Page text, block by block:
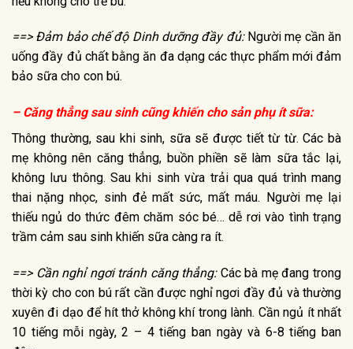
==> Đảm bảo chế độ Dinh dưỡng đầy đủ: Người mẹ cần ăn
uống đầy đủ chất bằng ăn đa dạng các thực phẩm mới đảm
bảo sữa cho con bú.
–Căng thẳng sau sinhcũng khiến cho sản phụ ít sữa:
Thông thường, sau khi sinh, sữa sẽ được tiết từ từ. Các bà
mẹ không nên căng thẳng, buồn phiền sẽ làm sữa tắc lại,
không lưu thông. Sau khi sinh vừa trải qua quá trình mang
thai nặng nhọc, sinh đẻ mất sức, mất máu. Người mẹ lại
thiếu ngủ do thức đêm chăm sóc bé… dễ rơi vào tình trạng
trầm cảm sau sinh khiến sữa càng ra ít.
==> Cần nghỉ ngơi tránh căng thẳng:Các bà mẹ đang trong
thời kỳ cho con bú rất cần được nghỉ ngơi đầy đủ và thường
xuyên đi dạo để hít thở không khí trong lành. Cần ngủ ít nhất
10 tiếng mỗi ngày, 2 – 4 tiếng ban ngày và 6-8 tiếng ban